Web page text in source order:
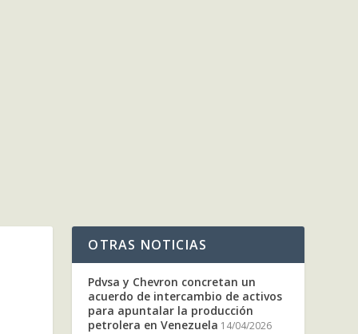
OTRAS NOTICIAS
Pdvsa y Chevron concretan un
acuerdo de intercambio de activos
para apuntalar la producción
petrolera en Venezuela 14/04/2026